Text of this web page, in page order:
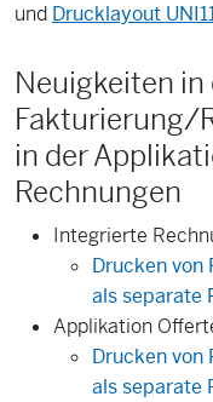
und Drucklayout
Neuigkeiten
Fakturierung/
in der
Rechnungen
Integrierte
Drucken von
als separate
Applikation
Drucken von
als separate